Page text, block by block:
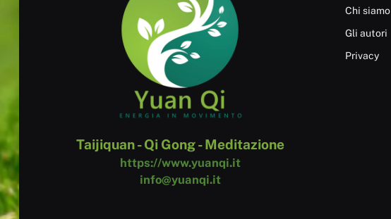
Taijiquan - Qi Gong - Meditazione
https://www.yuanqi.it
info@yuanqi.it
Chi siamo
Gli autori
Privacy